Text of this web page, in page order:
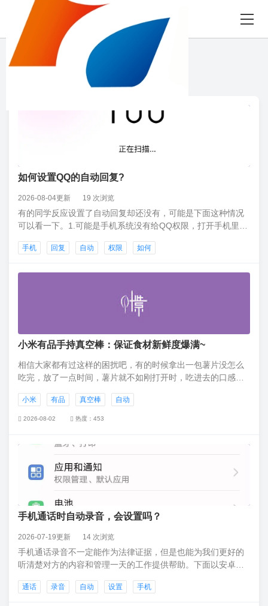
8月09日 星期日
“自动”相关 50 条
如何设置QQ的自动回复?
2026-08-04更新 19 次浏览
有的同学反应设置了自动回复却还没有，可能是下面这种情况
可以看一下。1.可能是手机系统没有给QQ权限，打开手机里自
开。再试一下看看正常没有。2.可能是QQ程序出现问题，直接
试试看。
手机 回复 自动 权限 如何
小米有品手持真空棒：保证食材新鲜度爆满~
相信大家都有过这样的困扰吧，有的时候拿出一包薯片没怎么
吃完，放了一点时间，薯片就不如刚打开时，吃进去的口感那
原本的风味了。
小米 有品 真空棒 自动
2026-08-02 热度：453
手机通话时自动录音，会设置吗？
2026-07-19更新 14 次浏览
手机通话录音不一定能作为法律证据，但是也能为我们更好的
听清楚对方的内容和管理一天的工作提供帮助。下面以安卓手
开“通话设置”打开“通话自动录音”通话自动录音为“启用”状态打
通话 录音 自动 设置 手机